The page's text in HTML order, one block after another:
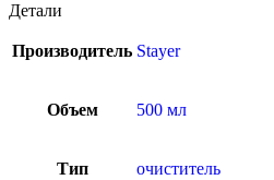
Детали
Производитель Stayer
Объем 500 мл
Тип очиститель